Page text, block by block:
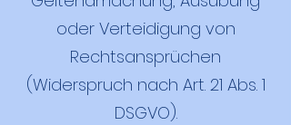
oder Verteidigung von
Rechtsansprüchen
(Widerspruch nach Art. 21 Abs. 1
DSGVO).